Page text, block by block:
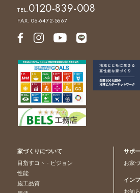
TEL.0120-839-008
FAX. 06-6472-5667
家づくりについて
目指すコト - ビジョン
性能
施工品質
サポ
お家
イン
お知